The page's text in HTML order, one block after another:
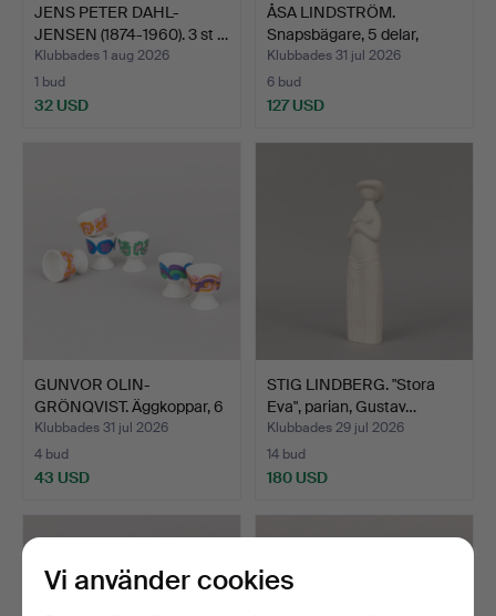
JENS PETER DAHL-
JENSEN (1874-1960). 3 st …
Klubbades 1 aug 2026
1 bud
32 USD
ÅSA LINDSTRÖM.
Snapsbägare, 5 delar,
porsl…
Klubbades 31 jul 2026
6 bud
127 USD
GUNVOR OLIN-
GRÖNQVIST. Äggkoppar, 6
st, po…
Klubbades 31 jul 2026
4 bud
43 USD
STIG LINDBERG. "Stora
Eva", parian, Gustav…
Klubbades 29 jul 2026
14 bud
180 USD
Vi använder cookies